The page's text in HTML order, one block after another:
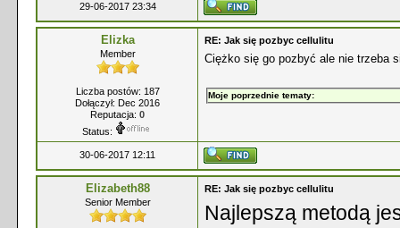
29-06-2017 23:34
Elizka
Member
Liczba postów: 187
Dołączył: Dec 2016
Reputacja: 0
Status:
RE: Jak się pozbyc cellulitu
Ciężko się go pozbyć ale nie trzeba
Moje poprzednie tematy:
30-06-2017 12:11
Elizabeth88
Senior Member
RE: Jak się pozbyc cellulitu
Najlepszą metodą